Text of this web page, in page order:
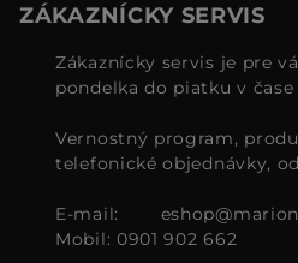
ZÁKAZNÍCKY SERVIS
Zákaznícky servis je pre
pondelka do piatku v čase
Vernostný program,
telefonické objednávky,
E-mail:
Mobil: 0901 902 662